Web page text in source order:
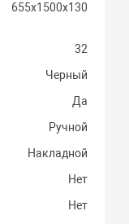
655х1500х130
32
Черный
Да
Ручной
Накладной
Нет
Нет